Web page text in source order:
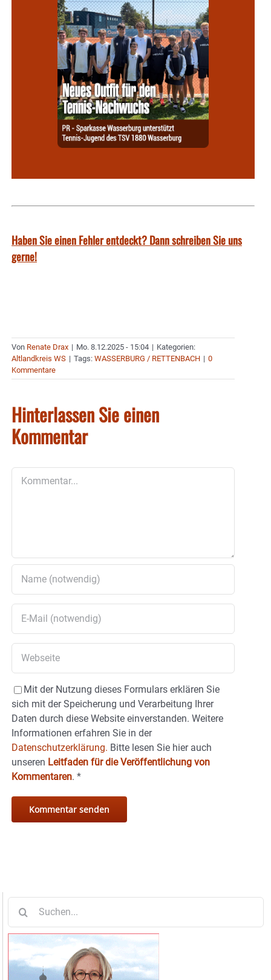
Haben Sie einen Fehler entdeckt? Dann schreiben Sie uns
gerne!
Von Renate Drax | Mo. 8.12.2025 - 15:04 | Kategorien:
Altlandkreis WS | Tags: WASSERBURG / RETTENBACH | 0
Kommentare
Hinterlassen Sie einen
Kommentar
Mit der Nutzung dieses Formulars erklären Sie
sich mit der Speicherung und Verarbeitung Ihrer
Daten durch diese Website einverstanden. Weitere
Informationen erfahren Sie in der
Datenschutzerklärung. Bitte lesen Sie hier auch
unseren Leitfaden für die Veröffentlichung von
Kommentaren. *
nach: